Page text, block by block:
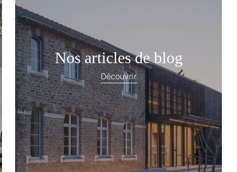
Nos articles de blog
Découvrir